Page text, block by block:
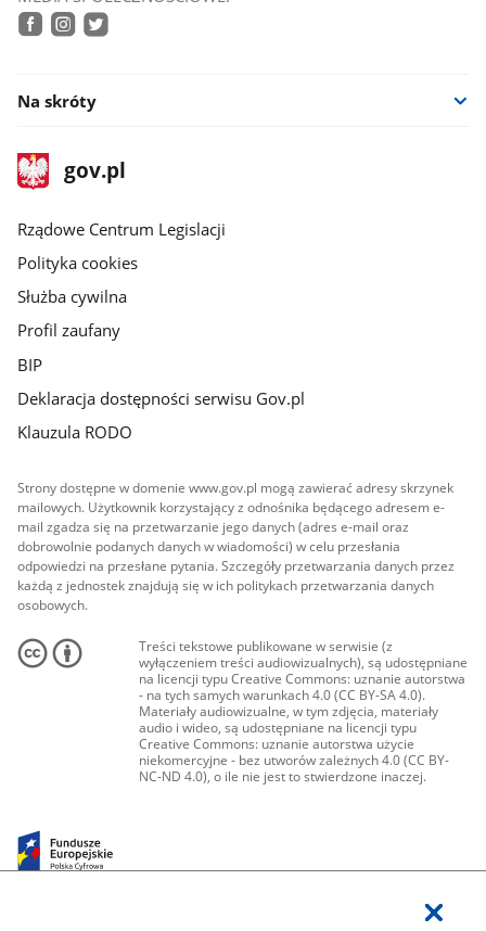
Na skróty
stopka
gov.plStrona
gov.pl
Rządowe Centrum Legislacji
Polityka cookies
Służba cywilna
Profil zaufany
BIP
Deklaracja dostępności serwisu Gov.pl
Klauzula RODO
Strony dostępne w domenie www.gov.pl mogą zawierać adresy skrzynek
mailowych. Użytkownik korzystający z odnośnika będącego adresem e-
mail zgadza się na przetwarzanie jego danych (adres e-mail oraz
dobrowolnie podanych danych w wiadomości) w celu przesłania
odpowiedzi na przesłane pytania. Szczegóły przetwarzania danych przez
każdą z jednostek znajdują się w ich politykach przetwarzania danych
osobowych.
Treści tekstowe publikowane w serwisie (z
wyłączeniem treści audiowizualnych), są udostępniane
na licencji typu Creative Commons: uznanie autorstwa
- na tych samych warunkach 4.0 (CC BY-SA 4.0).
Materiały audiowizualne, w tym zdjęcia, materiały
audio i wideo, są udostępniane na licencji typu
Creative Commons: uznanie autorstwa użycie
niekomercyjne - bez utworów zależnych 4.0 (CC BY-
NC-ND 4.0), o ile nie jest to stwierdzone inaczej.